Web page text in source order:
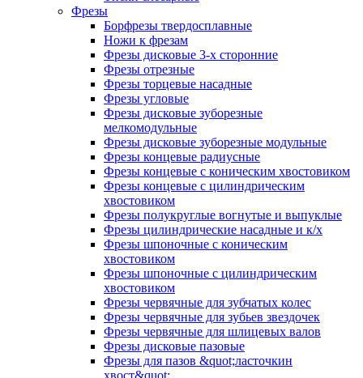
Фрезы
Борфрезы твердосплавные
Ножи к фрезам
Фрезы дисковые 3-х сторонние
Фрезы отрезные
Фрезы торцевые насадные
Фрезы угловые
Фрезы дисковые зуборезные
мелкомодульные
Фрезы дисковые зуборезные модульные
Фрезы концевые радиусные
Фрезы концевые с коническим хвостовиком
Фрезы концевые с цилиндрическим
хвостовиком
Фрезы полукруглые вогнутые и выпуклые
Фрезы цилиндрические насадные и к/х
Фрезы шпоночные с коническим
хвостовиком
Фрезы шпоночные с цилиндрическим
хвостовиком
Фрезы червячные для зубчатых колес
Фрезы червячные для зубьев звездочек
Фрезы червячные для шлицевых валов
Фрезы дисковые пазовые
Фрезы для пазов &quot;ласточкин
хвост&quot;